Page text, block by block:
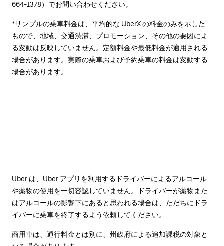
664-1378）でお問い合わせください。
*サンプルの乗車料金は、平均的な UberX の料金のみを示した
もので、地域、交通渋滞、プロモーション、その他の要因によ
る変動は反映していません。定額料金や最低料金が適用される
場合があります。実際の乗車および予約乗車の料金は変動する
場合があります。
Uber は、Uber アプリを利用するドライバーによるアルコール
や薬物の使用を一切容認していません。ドライバーが薬物また
はアルコールの影響下にあると思われる場合は、ただちにドラ
イバーに乗車を終了するよう依頼してください。
商用車は、通行料金とは別に、州政府による追加課税の対象と